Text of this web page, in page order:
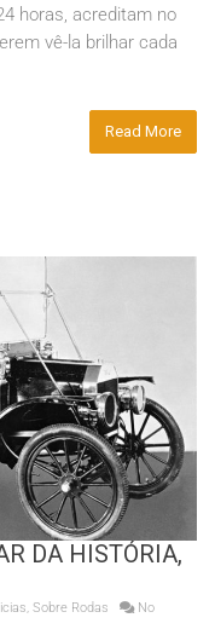
horas, acreditam no
vê-la brilhar cada
Read More
DA HISTÓRIA,
, Sobre Rodas
No